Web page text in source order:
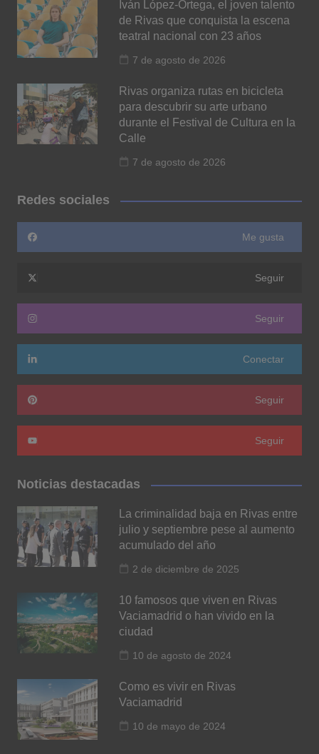
Iván López-Ortega, el joven talento
de Rivas que conquista la escena
teatral nacional con 23 años
7 de agosto de 2026
Rivas organiza rutas en bicicleta
para descubrir su arte urbano
durante el Festival de Cultura en la
Calle
7 de agosto de 2026
Redes sociales
Me gusta
Seguir
Seguir
Conectar
Seguir
Seguir
Noticias destacadas
La criminalidad baja en Rivas entre
julio y septiembre pese al aumento
acumulado del año
2 de diciembre de 2025
10 famosos que viven en Rivas
Vaciamadrid o han vivido en la
ciudad
10 de agosto de 2024
Como es vivir en Rivas
Vaciamadrid
10 de mayo de 2024